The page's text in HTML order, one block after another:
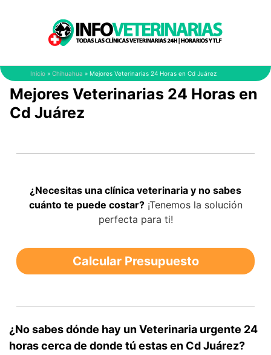
Inicio » Chihuahua » Mejores Veterinarias 24 Horas en Cd Juárez
Mejores Veterinarias 24 Horas en
Cd Juárez
¿Necesitas una clínica veterinaria y no sabes
cuánto te puede costar?¡Tenemos la solución
perfecta para ti!
Calcular Presupuesto
¿No sabes dónde hay un Veterinaria urgente 24
horas cerca de donde tú estas en Cd Juárez?